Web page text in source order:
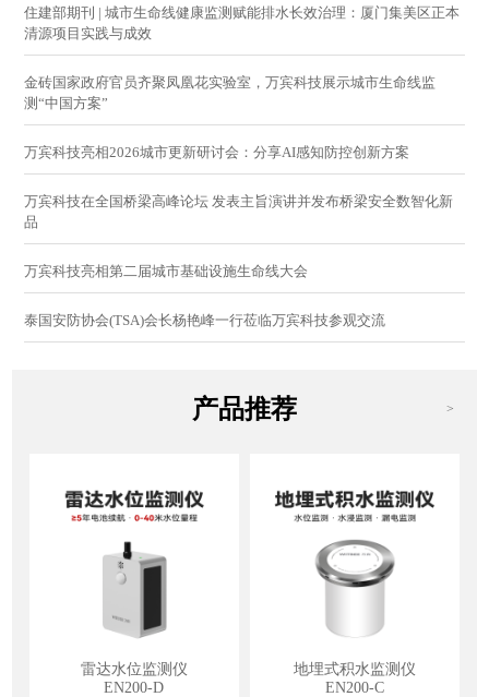
住建部期刊 | 城市生命线健康监测赋能排水长效治理：厦门集美区正本
清源项目实践与成效
金砖国家政府官员齐聚凤凰花实验室，万宾科技展示城市生命线监
测“中国方案”
万宾科技亮相2026城市更新研讨会：分享AI感知防控创新方案
万宾科技在全国桥梁高峰论坛 发表主旨演讲并发布桥梁安全数智化新
品
万宾科技亮相第二届城市基础设施生命线大会
泰国安防协会(TSA)会长杨艳峰一行莅临万宾科技参观交流
产品推荐 >
雷达水位监测仪
EN200-D
地埋式积水监测仪
EN200-C